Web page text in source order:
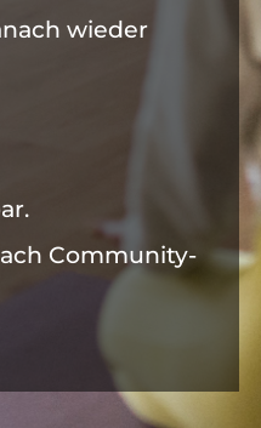
wieder
Community-